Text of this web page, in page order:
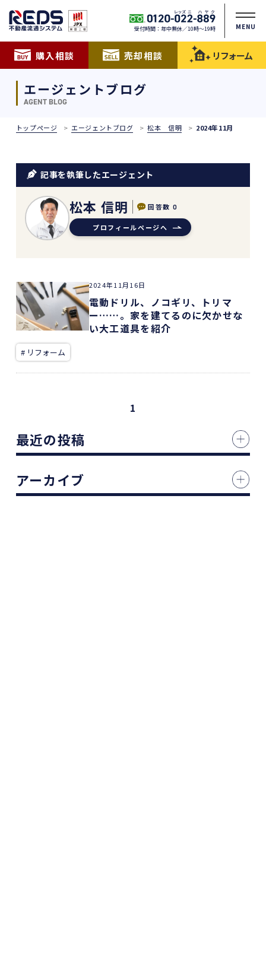
受付時間：年中無休／10時〜19時 MENU
購入相談 売却相談 リフォーム
エージェントブログ
AGENT BLOG
トップページ エージェントブログ 松本 信明 2024年11月
記事を執筆したエージェント
松本 信明 回答数 0
プロフィールページへ
2024年11月16日
電動ドリル、ノコギリ、トリマ
ー……。家を建てるのに欠かせな
い大工道具を紹介
# リフォーム
1
最近の投稿
アーカイブ